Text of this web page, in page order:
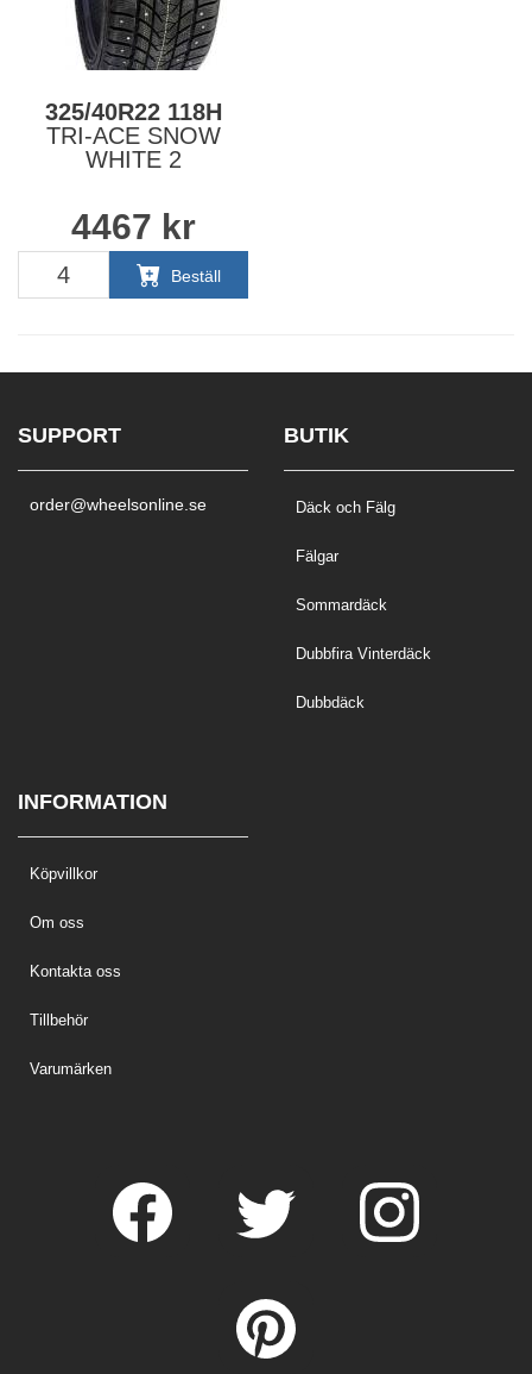
325/40R22 118H
TRI-ACE SNOW
WHITE 2
4467 kr
Beställ
SUPPORT
order@wheelsonline.se
BUTIK
Däck och Fälg
Fälgar
Sommardäck
Dubbfira Vinterdäck
Dubbdäck
INFORMATION
Köpvillkor
Om oss
Kontakta oss
Tillbehör
Varumärken